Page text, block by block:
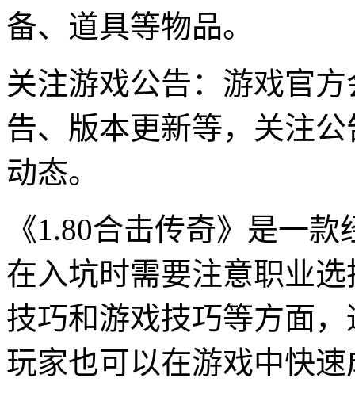
备、道具等物品。
关注游戏公告：游戏官
告、版本更新等，关注
动态。
《1.80合击传奇》是一
在入坑时需要注意职业
技巧和游戏技巧等方面
玩家也可以在游戏中快